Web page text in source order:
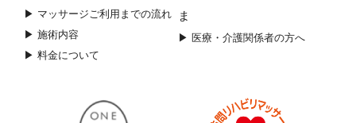
▶ マッサージご利用までの流れ
▶ 施術内容
▶ 料金について
ま
▶ 医療・介護関係者の方へ